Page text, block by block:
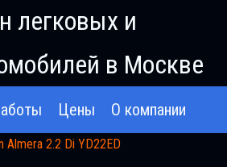
легковых и
в Москве
Цены О компании
Almera 2.2 Di YD22ED